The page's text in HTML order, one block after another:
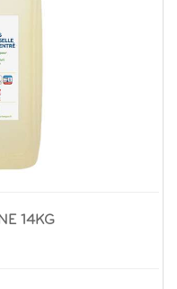
14KG